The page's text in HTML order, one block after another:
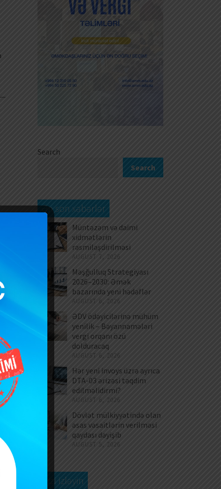
Search
Search
Ən son xəbərlər
Müntəzəm və daimi
xidmətlərin
rəsmiləşdirilməsi
AUGUST 7, 2026
Məşğulluq Strategiyası
2026–2030: Əmək
bazarında yeni hədəflər
AUGUST 6, 2026
ƏDV ödəyicilərinə mühüm
yenilik – Bəyannamələri
vergi orqanı özü
dolduracaq
AUGUST 6, 2026
Hər yeni invoys üzrə ayrıca
DTA-03 ərizəsi təqdim
edilməlidirmi?
AUGUST 6, 2026
Dövlət mülkiyyətində olan
əsas vəsaitlərin verilməsi
qaydası dəyişib
AUGUST 5, 2026
Bizi izləyin